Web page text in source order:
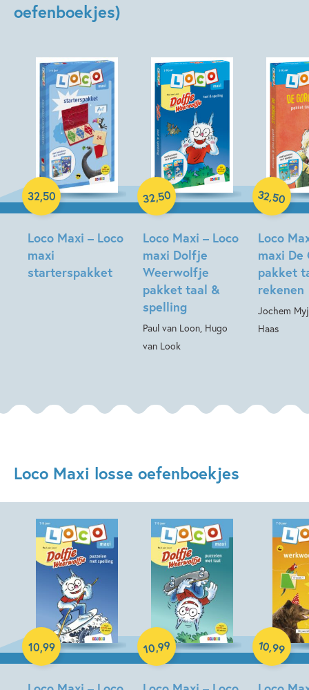
oefenboekjes)
Loco Maxi – Loco
maxi
starterspakket
32,50
Paperback
Loco Maxi – Loco
maxi Dolfje
Weerwolfje
pakket taal &
spelling
Paul van Loon, Hugo
van Look
32,50
Paperback
Loco
maxi De
pakket
rekenen
Jochem
Haas
32,50
Paperback
Loco Maxi losse oefenboekjes
10,99
Paperback
10,99
Paperback
10,99
Paperback